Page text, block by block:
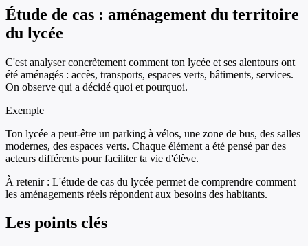
Étude de cas : aménagement du territoire
du lycée
C'est analyser concrètement comment ton lycée et ses alentours ont
été aménagés : accès, transports, espaces verts, bâtiments, services.
On observe qui a décidé quoi et pourquoi.
Exemple
Ton lycée a peut-être un parking à vélos, une zone de bus, des salles
modernes, des espaces verts. Chaque élément a été pensé par des
acteurs différents pour faciliter ta vie d'élève.
À retenir : L'étude de cas du lycée permet de comprendre comment
les aménagements réels répondent aux besoins des habitants.
Les points clés